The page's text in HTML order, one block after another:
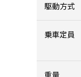
駆動方式
乗車定員
重量